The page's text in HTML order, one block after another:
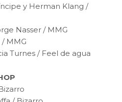
y Herman Klang /
Nasser / MMG
MMG
Turnes / Feel de agua